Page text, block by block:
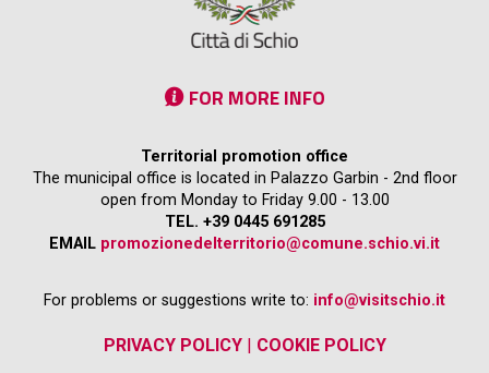
FOR MORE INFO
Territorial promotion office
The municipal office is located in Palazzo Garbin - 2nd floor
open from Monday to Friday 9.00 - 13.00
TEL. +39 0445 691285
EMAIL promozionedelterritorio@comune.schio.vi.it
For problems or suggestions write to: info@visitschio.it
PRIVACY POLICY| COOKIE POLICY